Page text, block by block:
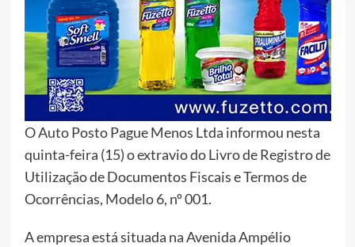
O Auto Posto Pague Menos Ltda informou nesta
quinta-feira (15) o extravio do Livro de Registro de
Utilização de Documentos Fiscais e Termos de
Ocorrências, Modelo 6, nº 001.
A empresa está situada na Avenida Ampélio